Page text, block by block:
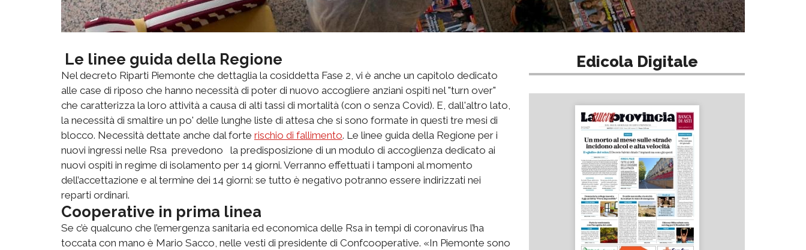
Le linee guida della Regione
Nel decreto Riparti Piemonte che dettaglia la cosiddetta Fase 2, vi è anche un capitolo dedicato
alle case di riposo che hanno necessità di poter di nuovo accogliere anziani ospiti nel "turn over"
che caratterizza la loro attività a causa di alti tassi di mortalità (con o senza Covid). E, dall'altro lato,
la necessità di smaltire un po' delle lunghe liste di attesa che si sono formate in questi tre mesi di
blocco. Necessità dettate anche dal forte rischio di fallimento. Le linee guida della Regione per i
nuovi ingressi nelle Rsa prevedono la predisposizione di un modulo di accoglienza dedicato ai
nuovi ospiti in regime di isolamento per 14 giorni. Verranno effettuati i tamponi al momento
dell’accettazione e al termine dei 14 giorni: se tutto è negativo potranno essere indirizzati nei
reparti ordinari.
Cooperative in prima linea
Se c’è qualcuno che l’emergenza sanitaria ed economica delle Rsa in tempi di coronavirus l’ha
toccata con mano è Mario Sacco, nelle vesti di presidente di Confcooperative. «In Piemonte sono
Edicola Digitale